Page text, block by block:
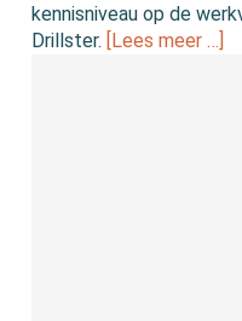
kennisniveau op de
Drillster. [Lees meer …]